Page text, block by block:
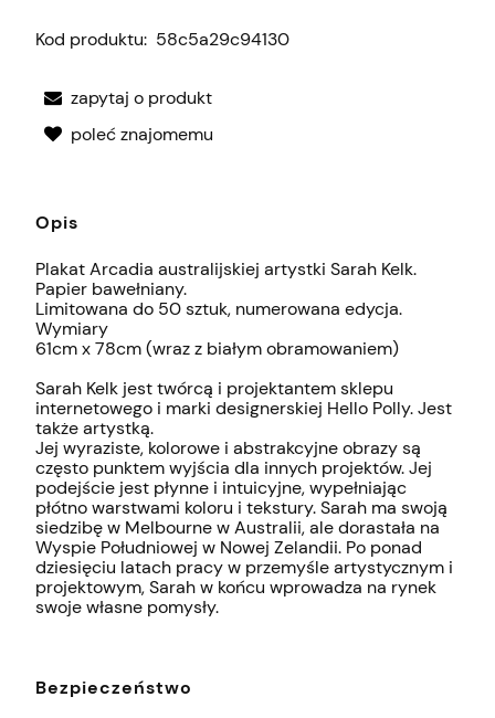
Kod produktu: 58c5a29c94130
zapytaj o produkt
poleć znajomemu
Opis
Plakat Arcadia australijskiej artystki Sarah Kelk.
Papier bawełniany.
Limitowana do 50 sztuk, numerowana edycja.
Wymiary
61cm x 78cm (wraz z białym obramowaniem)
Sarah Kelk jest twórcą i projektantem sklepu
internetowego i marki designerskiej Hello Polly. Jest
także artystką.
Jej wyraziste, kolorowe i abstrakcyjne obrazy są
często punktem wyjścia dla innych projektów. Jej
podejście jest płynne i intuicyjne, wypełniając
płótno warstwami koloru i tekstury.Sarah ma swoją
siedzibę w Melbourne w Australii, ale dorastała na
Wyspie Południowej w Nowej Zelandii. Po ponad
dziesięciu latach pracy w przemyśle artystycznym i
projektowym, Sarah w końcu wprowadza na rynek
swoje własne pomysły.
Bezpieczeństwo